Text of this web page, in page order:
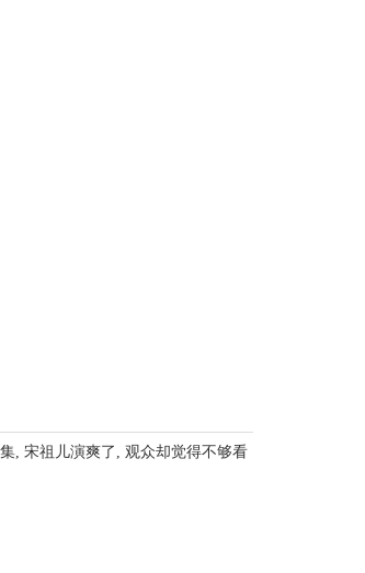
集, 宋祖儿演爽了, 观众却觉得不够看